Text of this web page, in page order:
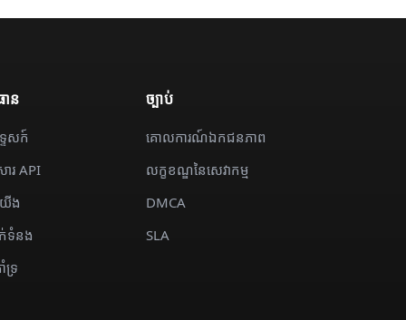
ន
េសក៍
រ API
ង
ទំនង
ទ្រ
ច្បាប់
គោលការណ៍ឯកជនភាព
លក្ខខណ្ឌនៃសេវាកម្ម
DMCA
SLA